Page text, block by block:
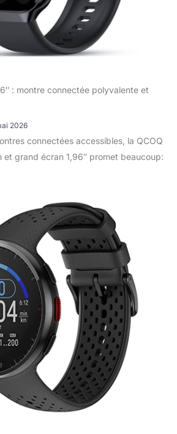
: montre connectée polyvalente et
2026
connectées accessibles, la QCOQ
et grand écran 1,96″ promet beaucoup: